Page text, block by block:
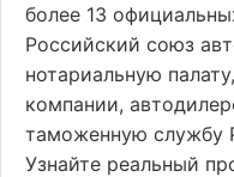
более 13
Российский союз
нотариальную
компании,
таможенную службу
Узнайте реальный